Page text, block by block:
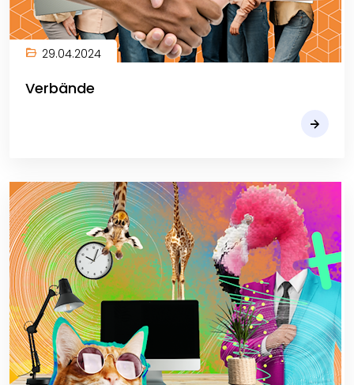
29.04.2024
Verbände